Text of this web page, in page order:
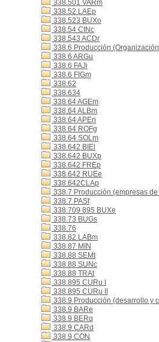
338.501 VARm
338.52 LAEp
338.523 BUXo
338.54 CINc
338.543 ACDr
338.6 Producción
338.6 ARGu
338.6 FAJi
338.6 FIGm
338.62
338.634
338.64 AGEm
338.64 ALBm
338.64 APEn
338.64 ROFg
338.64 SOLm
338.642 BIEl
338.642 BUXp
338.642 FREp
338.642 RUEe
338.642CLAp
338.7 Producción (empresas
338.7 PASf
338.709 895 BUXe
338.73 BUGs
338.76
338.82 LABm
338.87 MIN
338.88 SEMt
338.88 SUNc
338.88 TRAt
338.895 CURu I
338.895 CURu II
338.9 Producción (desarrollo y
338.9 BARe
338.9 BERq
338.9 CARd
338.9 CON